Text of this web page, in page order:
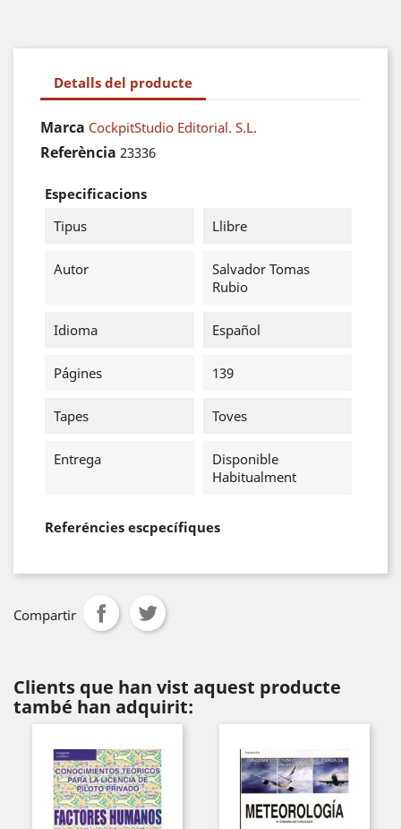
Detalls del producte
Marca CockpitStudio Editorial. S.L.
Referència 23336
Especificacions
Tipus
Llibre
Autor
Salvador Tomas
Rubio
Idioma Español
Págines 139
Tapes Toves
Entrega
Disponible
Habitualment
Referéncies escpecífiques
Compartir
Clients que han vist aquest producte
també han adquirit: